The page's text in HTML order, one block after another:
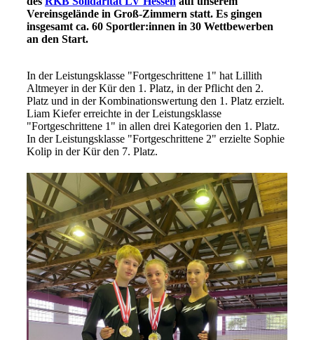
Vereinsgelände in Groß-Zimmern statt. Es gingen
insgesamt ca. 60 Sportler:innen in 30 Wettbewerben
an den Start.
In der Leistungsklasse "Fortgeschrittene 1" hat Lillith
Altmeyer in der Kür den 1. Platz, in der Pflicht den 2.
Platz und in der Kombinationswertung den 1. Platz erzielt.
Liam Kiefer erreichte in der Leistungsklasse
"Fortgeschrittene 1" in allen drei Kategorien den 1. Platz.
In der Leistungsklasse "Fortgeschrittene 2" erzielte Sophie
Kolip in der Kür den 7. Platz.